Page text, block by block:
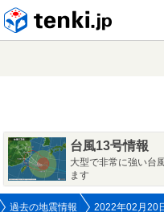
台風13号情報
大型で非常に強い台
ます
過去の地震情報 2022年02月20